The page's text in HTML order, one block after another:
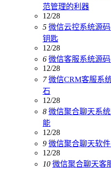
范管理的利器
12/28
5 微信云控系统源
钥匙
12/28
6 微信客服系统源
12/28
7 微信CRM客服系
石
12/28
8 微信聚合聊天系
能
12/28
9 微信聚合聊天软
12/28
10 微信聚合聊天客